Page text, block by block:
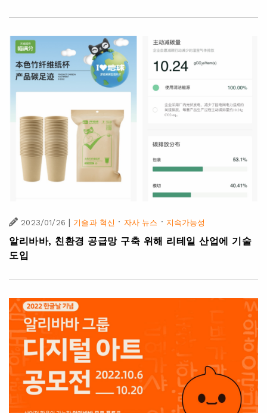
2023/01/26 | 기술과 혁신 · 자사 뉴스 · 지속가능성
알리바바, 친환경 공급망 구축 위해 리테일 산업에 기술
도입